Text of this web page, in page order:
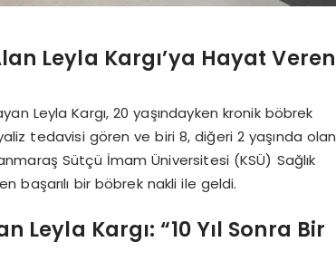
Leyla Kargı’ya Hayat Veren
Leyla Kargı, 20 yaşındayken kronik böbrek
tedavisi gören ve biri 8, diğeri 2 yaşında olan
Sütçü İmam Üniversitesi (KSÜ) Sağlık
başarılı bir böbrek nakli ile geldi.
Leyla Kargı: “10 Yıl Sonra Bir